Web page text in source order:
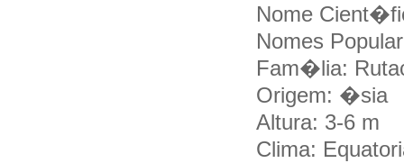
Nome
Nomes
Fam�lia:
Origem: �sia
Altura: 3-6 m
Clima: